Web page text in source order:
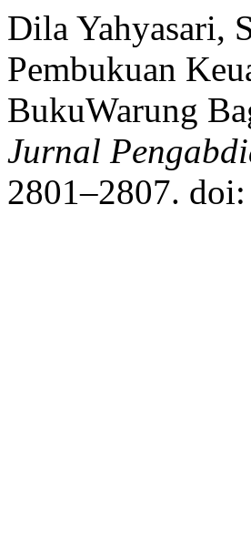
Dila Yahyasari,
Pembukuan
BukuWarung
Jurnal
2801–2807.